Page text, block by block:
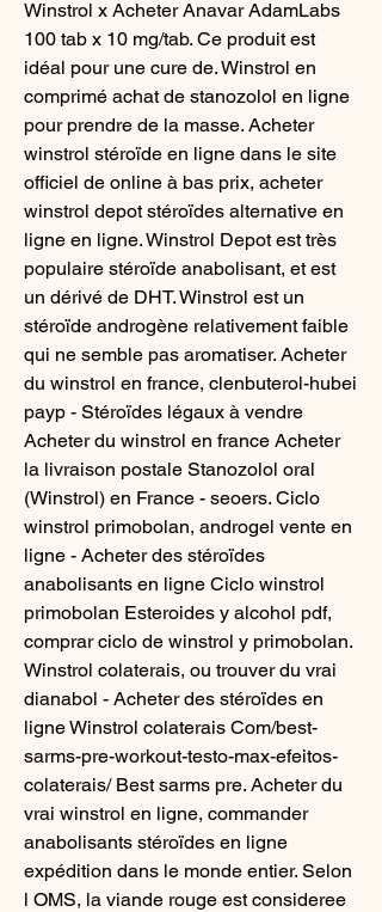
Winstrol x Acheter Anavar AdamLabs
100 tab x 10 mg/tab. Ce produit est
idéal pour une cure de. Winstrol en
comprimé achat de stanozolol en ligne
pour prendre de la masse. Acheter
winstrol stéroïde en ligne dans le site
officiel de online à bas prix, acheter
winstrol depot stéroïdes alternative en
ligne en ligne. Winstrol Depot est très
populaire stéroïde anabolisant, et est
un dérivé de DHT. Winstrol est un
stéroïde androgène relativement faible
qui ne semble pas aromatiser. Acheter
du winstrol en france, clenbuterol-hubei
payp - Stéroïdes légaux à vendre
Acheter du winstrol en france Acheter
la livraison postale Stanozolol oral
(Winstrol) en France - seoers. Ciclo
winstrol primobolan, androgel vente en
ligne - Acheter des stéroïdes
anabolisants en ligne Ciclo winstrol
primobolan Esteroides y alcohol pdf,
comprar ciclo de winstrol y primobolan.
Winstrol colaterais, ou trouver du vrai
dianabol - Acheter des stéroïdes en
ligne Winstrol colaterais Com/best-
sarms-pre-workout-testo-max-efeitos-
colaterais/ Best sarms pre. Acheter du
vrai winstrol en ligne, commander
anabolisants stéroïdes en ligne
expédition dans le monde entier. Selon
l OMS, la viande rouge est consideree